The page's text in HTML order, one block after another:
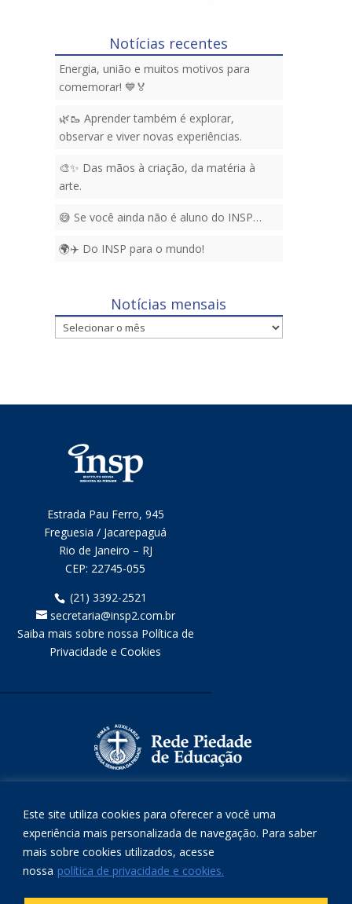
Este site utiliza cookies para oferecer a você uma
experiência mais personalizada de navegação. Para saber
mais sobre cookies utilizados, acesse
nossa política de privacidade e cookies.
Notícias recentes
Energia, união e muitos motivos para
comemorar! 💙🏅
🌿🥾 Aprender também é explorar,
observar e viver novas experiências.
🎨✨ Das mãos à criação, da matéria à
arte.
😅 Se você ainda não é aluno do INSP…
🌍✈️ Do INSP para o mundo!
Notícias mensais
Notícias
mensais
Estrada Pau Ferro, 945
Freguesia / Jacarepaguá
Rio de Janeiro – RJ
CEP: 22745-055
(21) 3392-2521
secretaria@insp2.com.br
Saiba mais sobre nossa Política de
Privacidade e Cookies